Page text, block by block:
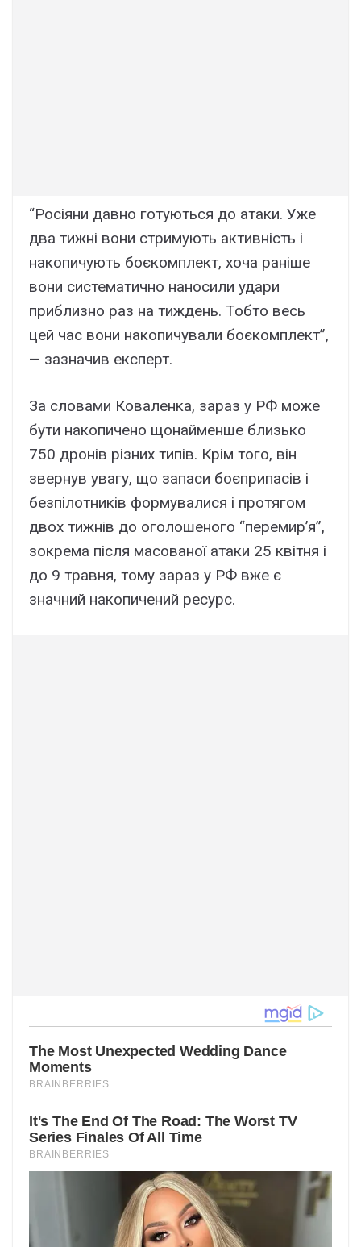
“Росіяни давно готуються до атаки. Уже
два тижні вони стримують активність і
накопичують боєкомплект, хоча раніше
вони систематично наносили удари
приблизно раз на тиждень. Тобто весь
цей час вони накопичували боєкомплект”,
— зазначив експерт.
За словами Коваленка, зараз у РФ може
бути накопичено щонайменше близько
750 дронів різних типів. Крім того, він
звернув увагу, що запаси боєприпасів і
безпілотників формувалися і протягом
двох тижнів до оголошеного “перемир’я”,
зокрема після масованої атаки 25 квітня і
до 9 травня, тому зараз у РФ вже є
значний накопичений ресурс.